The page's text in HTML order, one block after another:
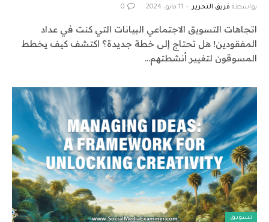
بواسطة فريق التحرير 11 مايو، 2024 0
اتجاهات التسويق الاجتماعي البيانات التي كنت في عداد
المفقودين! هل تحتاج إلى خطة جديدة؟ اكتشف كيف يخطط
المسوقون لتغيير أنشطتهم…
تسويق